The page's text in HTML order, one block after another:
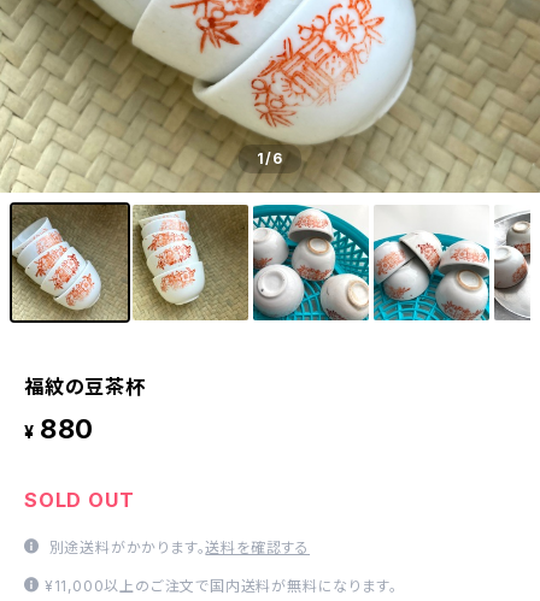
1/6
福紋の豆茶杯
¥ 880
SOLD OUT
別途送料がかかります。送料を確認する
¥11,000以上のご注文で国内送料が無料になります。